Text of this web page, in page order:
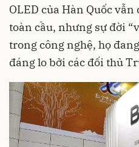
OLED của Hàn Quốc
toàn cầu, nhưng sự đời
trong công nghệ, họ
đáng lo bởi các đối thủ